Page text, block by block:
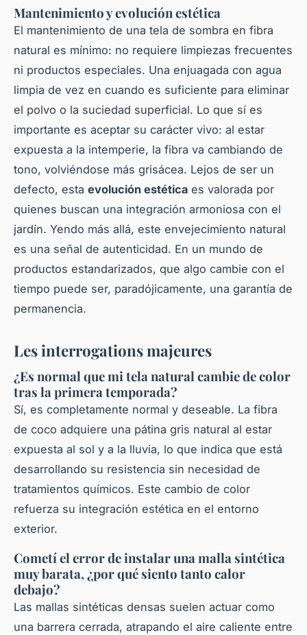
Mantenimiento y evolución estética
El mantenimiento de una tela de sombra en fibra
natural es mínimo: no requiere limpiezas frecuentes
ni productos especiales. Una enjuagada con agua
limpia de vez en cuando es suficiente para eliminar
el polvo o la suciedad superficial. Lo que sí es
importante es aceptar su carácter vivo: al estar
expuesta a la intemperie, la fibra va cambiando de
tono, volviéndose más grisácea. Lejos de ser un
defecto, esta evolución estética es valorada por
quienes buscan una integración armoniosa con el
jardín. Yendo más allá, este envejecimiento natural
es una señal de autenticidad. En un mundo de
productos estandarizados, que algo cambie con el
tiempo puede ser, paradójicamente, una garantía de
permanencia.
Les interrogations majeures
¿Es normal que mi tela natural cambie de color
tras la primera temporada?
Sí, es completamente normal y deseable. La fibra
de coco adquiere una pátina gris natural al estar
expuesta al sol y a la lluvia, lo que indica que está
desarrollando su resistencia sin necesidad de
tratamientos químicos. Este cambio de color
refuerza su integración estética en el entorno
exterior.
Cometí el error de instalar una malla sintética
muy barata, ¿por qué siento tanto calor
debajo?
Las mallas sintéticas densas suelen actuar como
una barrera cerrada, atrapando el aire caliente entre